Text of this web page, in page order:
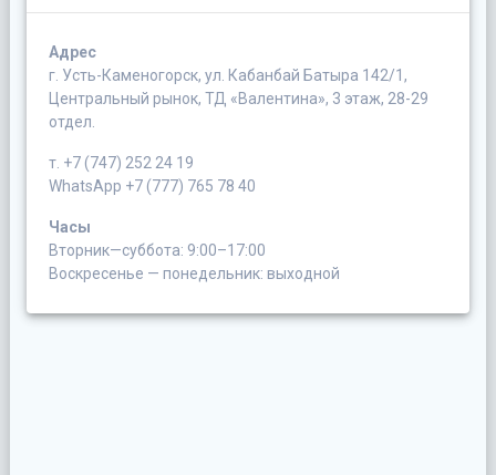
Адрес
г. Усть-Каменогорск, ул. Кабанбай Батыра 142/1,
Центральный рынок, ТД «Валентина», 3 этаж, 28-29
отдел.
т. +7 (747) 252 24 19
WhatsApp +7 (777) 765 78 40
Часы
Вторник—суббота: 9:00–17:00
Воскресенье — понедельник: выходной